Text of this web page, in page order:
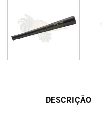
DESCRIÇÃO